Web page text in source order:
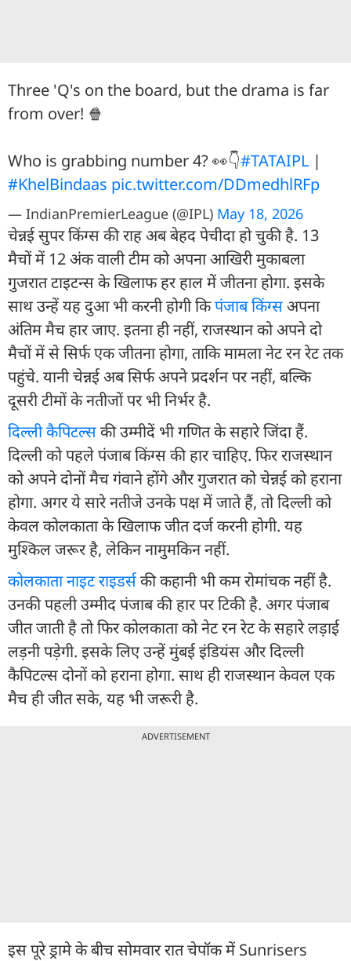
Three 'Q's on the board, but the drama is far
from over! 🍿
Who is grabbing number 4? 👀👇#TATAIPL |
#KhelBindaas pic.twitter.com/DDmedhlRFp
— IndianPremierLeague (@IPL) May 18, 2026
चेन्नई सुपर किंग्स की राह अब बेहद पेचीदा हो चुकी है. 13
मैचों में 12 अंक वाली टीम को अपना आखिरी मुकाबला
गुजरात टाइटन्स के खिलाफ हर हाल में जीतना होगा. इसके
साथ उन्हें यह दुआ भी करनी होगी किपंजाब किंग्सअपना
अंतिम मैच हार जाए. इतना ही नहीं, राजस्थान को अपने दो
मैचों में से सिर्फ एक जीतना होगा, ताकि मामला नेट रन रेट तक
पहुंचे. यानी चेन्नई अब सिर्फ अपने प्रदर्शन पर नहीं, बल्कि
दूसरी टीमों के नतीजों पर भी निर्भर है.
दिल्ली कैपिटल्सकी उम्मीदें भी गणित के सहारे जिंदा हैं.
दिल्ली को पहले पंजाब किंग्स की हार चाहिए. फिर राजस्थान
को अपने दोनों मैच गंवाने होंगे और गुजरात को चेन्नई को हराना
होगा. अगर ये सारे नतीजे उनके पक्ष में जाते हैं, तो दिल्ली को
केवल कोलकाता के खिलाफ जीत दर्ज करनी होगी. यह
मुश्किल जरूर है, लेकिन नामुमकिन नहीं.
कोलकाता नाइट राइडर्सकी कहानी भी कम रोमांचक नहीं है.
उनकी पहली उम्मीद पंजाब की हार पर टिकी है. अगर पंजाब
जीत जाती है तो फिर कोलकाता को नेट रन रेट के सहारे लड़ाई
लड़नी पड़ेगी. इसके लिए उन्हें मुंबई इंडियंस और दिल्ली
कैपिटल्स दोनों को हराना होगा. साथ ही राजस्थान केवल एक
मैच ही जीत सके, यह भी जरूरी है.
ADVERTISEMENT
इस पूरे ड्रामे के बीच सोमवार रात चेपॉक में Sunrisers